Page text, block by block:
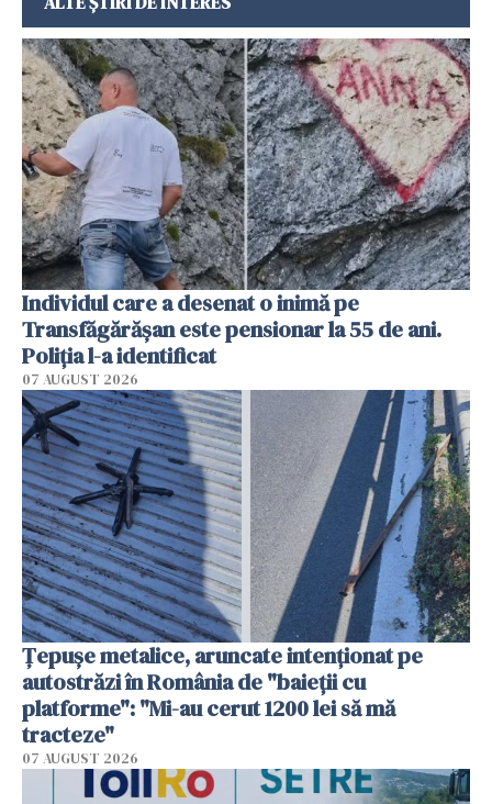
Individul care a desenat o inimă pe
Transfăgărășan este pensionar la 55 de ani.
Poliția l-a identificat
07 AUGUST 2026
Țepușe metalice, aruncate intenționat pe
autostrăzi în România de "baieții cu
platforme": "Mi-au cerut 1200 lei să mă
tracteze"
07 AUGUST 2026